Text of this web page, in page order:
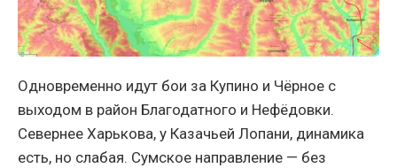
Одновременно идут бои за Купино и Чёрное с
выходом в район Благодатного и Нефёдовки.
Севернее Харькова, у Казачьей Лопани, динамика
есть, но слабая. Сумское направление — без